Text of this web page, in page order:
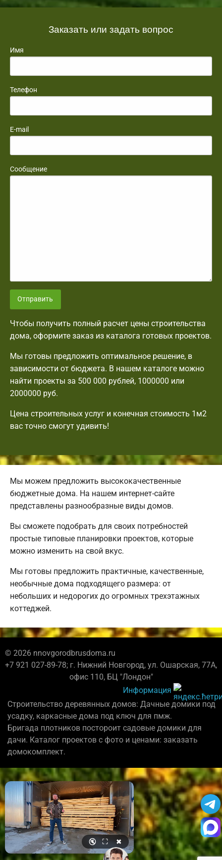
Заказать или задать вопрос
Имя
Телефон
E-mail
Сообщение
Отправить
Чтобы получить полный расчет цены строительства
дома, оформите заказ из каталога готовых проектов.
Мы готовы предложить оптимальное решение, в
зависимости от бюджета. В нашем каталоге можно
найти проекты за 500 000 рублей, 1000000 или
2000000 руб.
Цена строительных услуг и конечная стоимость 1м2
вас точно смогут удивить!
Мы можем предложить высококачественные
бюджетные дома. На нашем интернет-сайте
представлены разнообразные виды домов.
Вы сможете подобрать для своих потребностей
простые типовые планировки проектов, которые
можно изменить на свой вкус.
Мы готовы предложить практичные, качественные,
необычные дома подходящего размера: от
небольших и недорогих до огромных трехэтажных
коттеджей.
© 2026 nnovgorodbrusdoma.ru
+7 921 027-89-78; г. Нижний Новгород, ул. Ошарская, 77А,
офис 110, БЦ "Лондон"
Информация
Строительство деревянных домов: Дачные домики под
усадку, каркасные дома под ключ для пмж.
Бригада плотников постороит садовые домики для
дачи. Каталог проектов с фото и ценами: заказать
домокомплект.
🔇 ⛶ ✖